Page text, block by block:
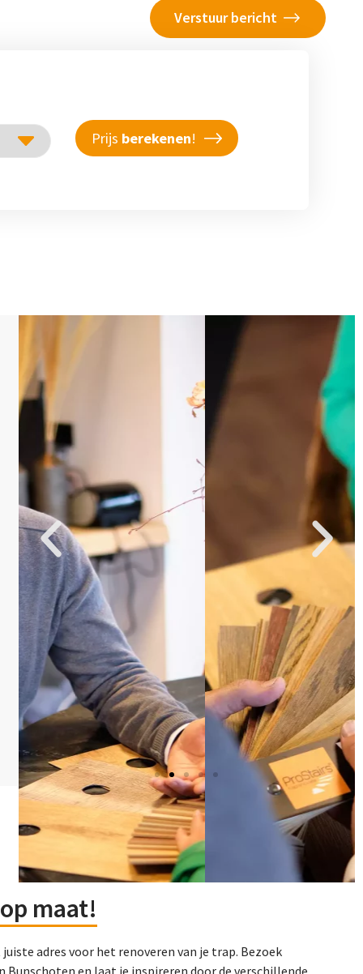
Prijs berekenen!
op maat!
adres voor het renoveren van je trap. Bezoek
Bunschoten en laat je inspireren door de verschillende